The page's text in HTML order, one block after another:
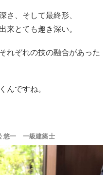
さ、そして最終形、
来とても趣き深い。
れぞれの技の融合があった
んですね。